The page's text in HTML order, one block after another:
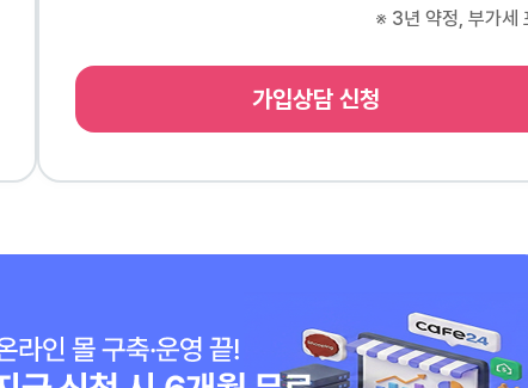
※ 3년 약정, 부가세
가입상담 신청